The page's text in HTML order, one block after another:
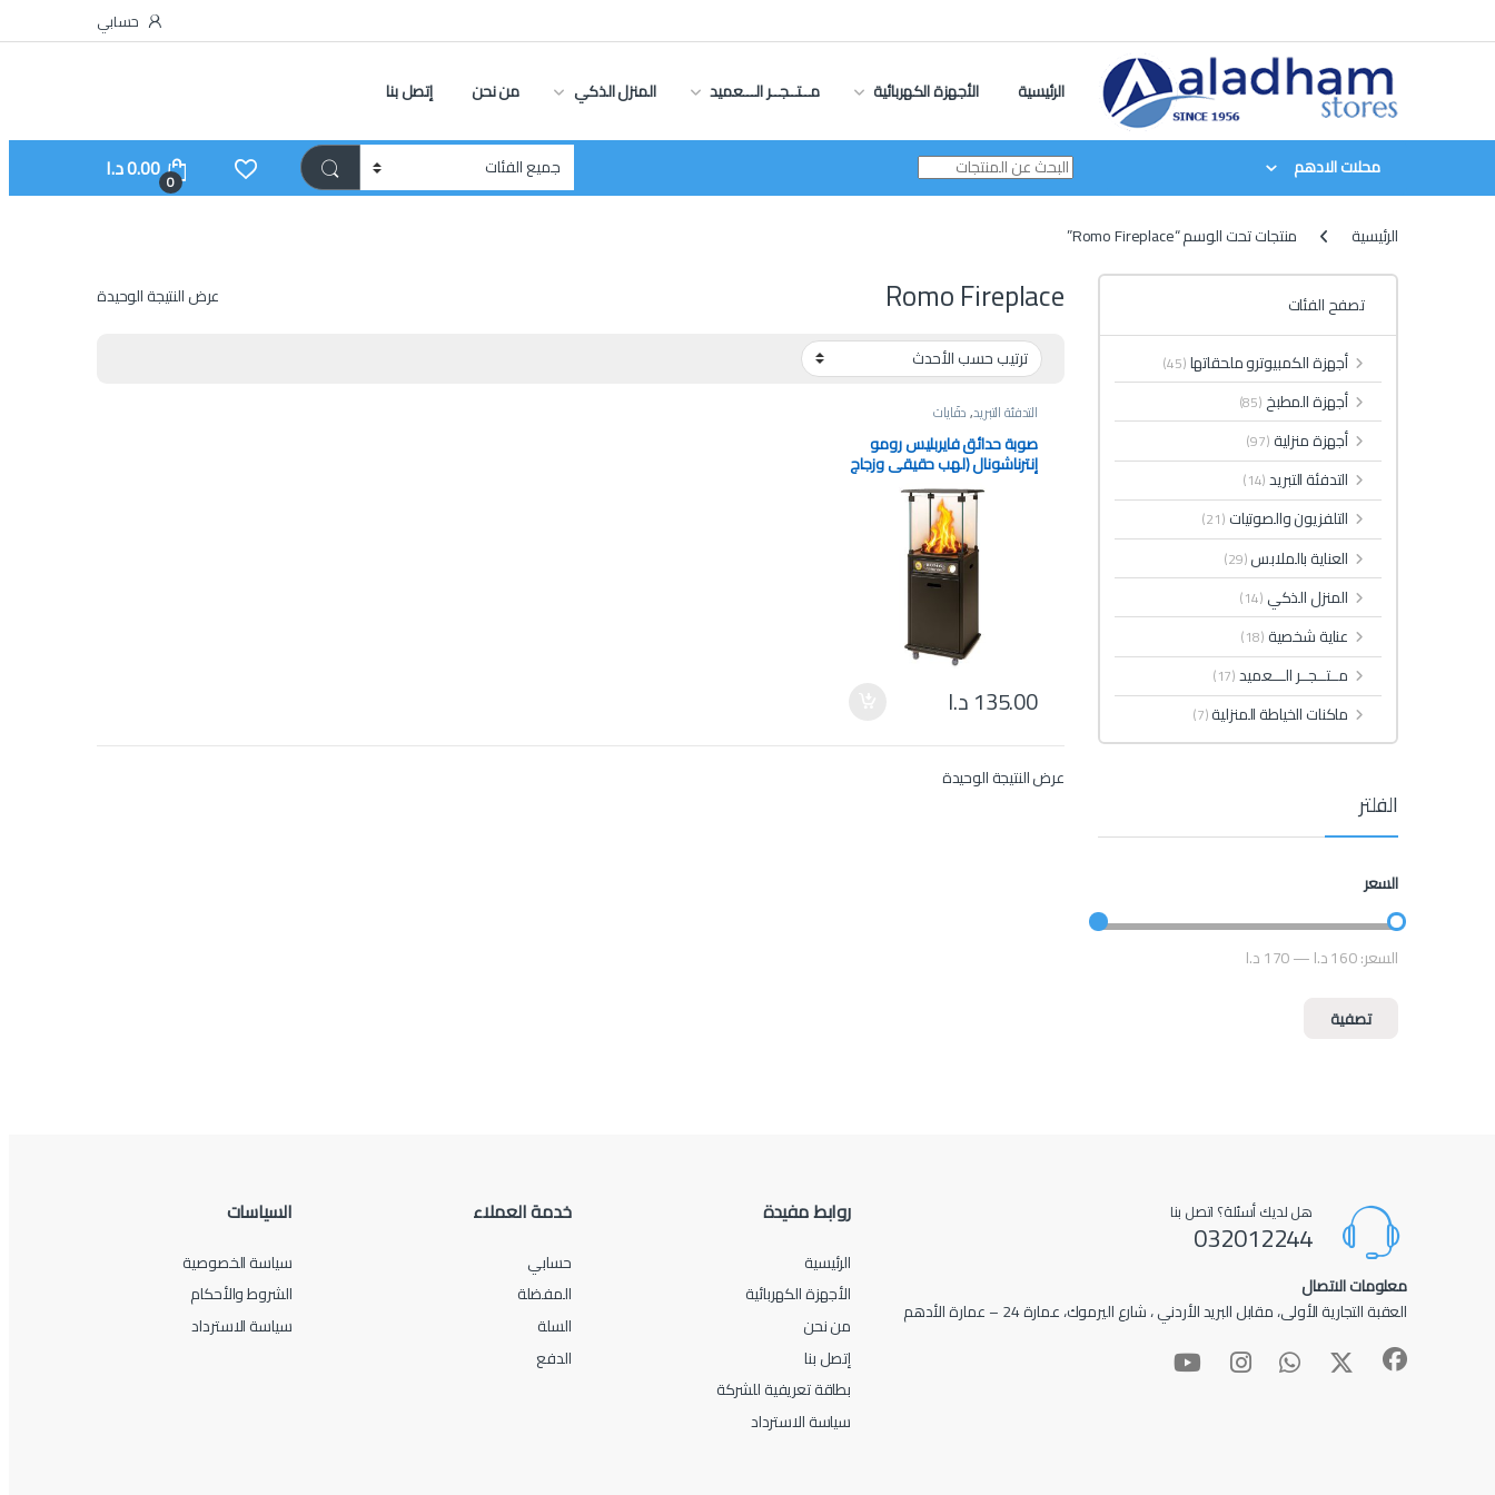
حسابي
الرئيسية الأجهزة الكهربائية مــتــجــر الـــعميد المنزل الذكي من نحن إتصل بنا
محلات الادهم 0
0.00د.ا
الرئيسية منتجات تحت الوسم “Romo Fireplace”
Romo Fireplace عرض النتيجة الوحيدة
التدفئة التبريد,دفّايات
صوبة حدائق فايربليس رومو
إنترناشونال (لهب حقيقي وزجاج
حراري) موديل R700
135.00د.ا
عرض النتيجة الوحيدة
تصفح الفئات
أجهزة الكمبيوترو ملحقاتها(45)
أجهزة المطبخ (85)
أجهزة منزلية(97)
التدفئة التبريد(14)
التلفزيون والصوتيات (21)
العناية بالملابس(29)
المنزل الذكي (14)
عناية شخصية(18)
مــتــجــر الـــعميد(17)
ماكنات الخياطة المنزلية(7)
الفلتر
السعر
أدنى سعر
أعلى سعر
تصفية
السعر:160 د.ا —170 د.ا
هل لديك أسئلة؟ اتصل بنا
032012244
معلومات الاتصال
العقبة التجارية الأولى، مقابل البريد الأردني ، شارع اليرموك، عمارة 24 – عمارة الأدهم
روابط مفيدة
الرئيسية
الأجهزة الكهربائية
من نحن
إتصل بنا
بطاقة تعريفية للشركة
سياسة الاسترداد
خدمة العملاء
حسابي
المفضلة
السلة
الدفع
السياسات
سياسة الخصوصية
الشروط والأحكام
سياسة الاسترداد